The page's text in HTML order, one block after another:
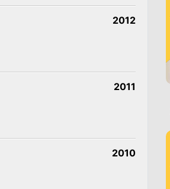
2012
2011
2010